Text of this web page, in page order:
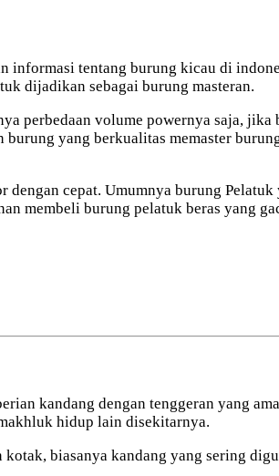
informasi tentang burung kicau di
dijadikan sebagai burung masteran.
perbedaan volume powernya saja, jika
yang berkualitas memaster
cepat. Umumnya burung
membeli burung pelatuk beras yang
kandang dengan tenggeran yang
hidup lain disekitarnya.
biasanya kandang yang sering